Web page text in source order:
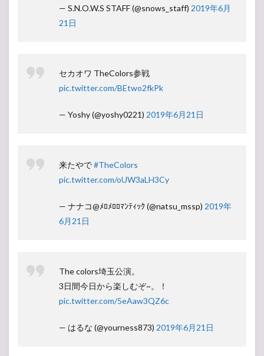
— S.N.O.W.S STAFF (@snows_staff) 2019年6月
21日
セカオワ TheColors参戦
pic.twitter.com/BEtwo2fkPk
— Yoshy (@yoshy0221) 2019年6月21日
来たやで#TheColors
pic.twitter.com/oUW3aLH3Cy
— ナナコ@ﾒﾛﾒﾛﾛﾏﾝﾃｨｯｸ (@natsu_mssp) 2019年
6月21日
The colors埼玉公演。
3日間今日から楽しむぞ~。！
pic.twitter.com/5eAaw3QZ6c
— はるな (@yourness873) 2019年6月21日